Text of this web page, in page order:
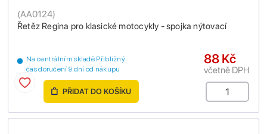
Řetěz Regina pro klasické motocykly - spojka nýtovací
(AA0124)
Na centrálním skladě Přibližný
čas doručení 9 dní od nákupu
88 Kč
včetně DPH
PŘIDAT DO KOŠÍKU